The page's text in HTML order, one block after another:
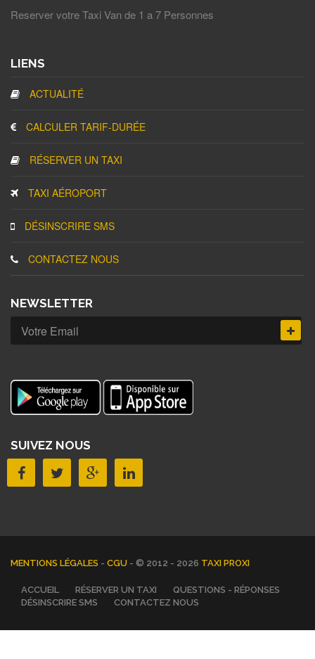
Reserver votre Taxi Van de 1 a 7 Personnes
LIENS
ACTUALITÉ
CALCULER TARIF-DURÉE
RÉSERVER UN TAXI
TAXI AÉROPORT
DÉSINSCRIRE SMS
CONTACTEZ NOUS
NEWSLETTER
SUIVEZ NOUS
MENTIONS LÉGALES - CGU - © 2012 - 2026 TAXI PROXI
ACCUEIL RÉSERVER UN TAXI
QUESTIONS - RÉPONSES
DÉSINSCRIRE SMS
CONTACTEZ NOUS